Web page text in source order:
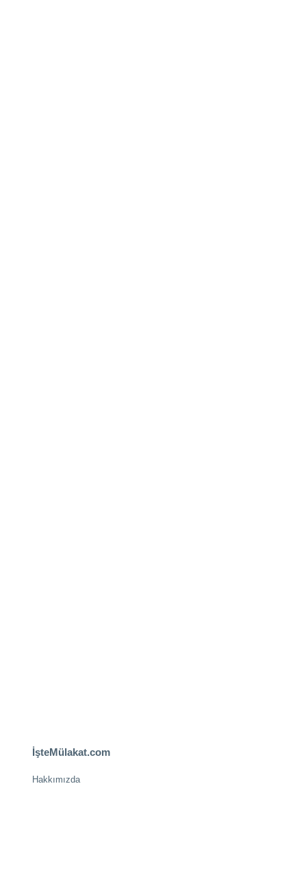
İşteMülakat.com
Hakkımızda